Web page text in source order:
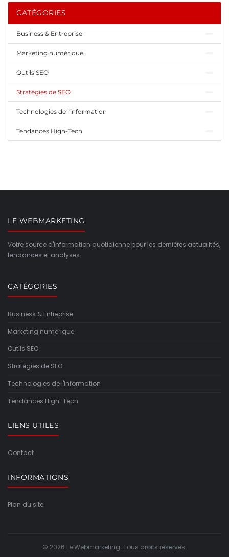
CATÉGORIES
Business & Entreprise
Marketing numérique
Outils SEO
Stratégies de SEO
Technologies de l'information
Tendances High-Tech
LE WEBMARKETING
Votre source d'information quotidienne pour les dernières actualités,
tendances et analyses.
CATÉGORIES
Business & Entreprise
Marketing numérique
Outils SEO
Stratégies de SEO
Technologies de l'information
Tendances High-Tech
LIENS UTILES
Contact
INFORMATIONS
Plan du site
© 2026 Le Webmarketing. Tous droits réservés.